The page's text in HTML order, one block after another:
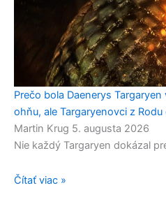
Prečo bola Daenerys
ohňu, ale Targaryenovci z Rodu
Martin Krug 5. augusta 2026
Nie každý Targaryen dokázal
Čítať viac »